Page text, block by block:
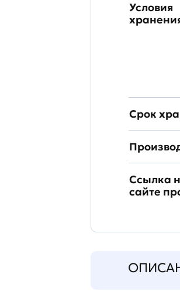
Условия
Срок
Ссылка
сайте